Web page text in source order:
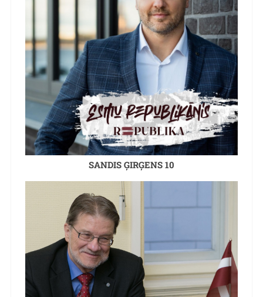
SANDIS ĢIRĢENS 10